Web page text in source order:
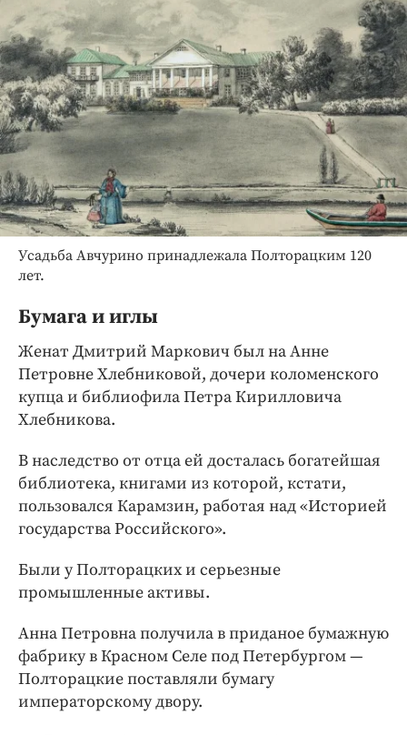
Усадьба Авчурино принадлежала Полторацким 120
лет.
Бумага и иглы
Женат Дмитрий Маркович был на Анне
Петровне Хлебниковой, дочери коломенского
купца и библиофила Петра Кирилловича
Хлебникова.
В наследство от отца ей досталась богатейшая
библиотека, книгами из которой, кстати,
пользовался Карамзин, работая над «Историей
государства Российского».
Были у Полторацких и серьезные
промышленные активы.
Анна Петровна получила в приданое бумажную
фабрику в Красном Селе под Петербургом —
Полторацкие поставляли бумагу
императорскому двору.